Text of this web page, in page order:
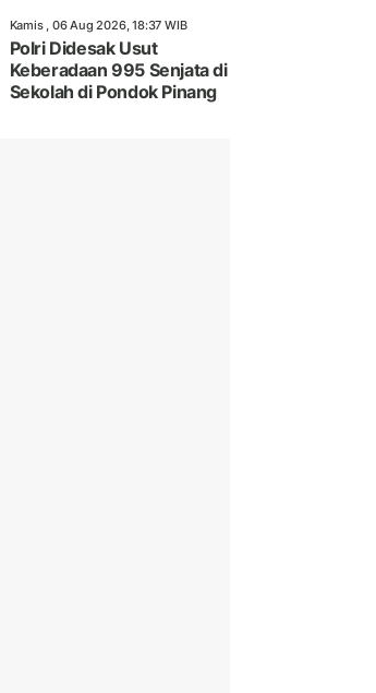
Kamis , 06 Aug 2026, 18:37 WIB
Polri Didesak Usut
Keberadaan 995 Senjata di
Sekolah di Pondok Pinang